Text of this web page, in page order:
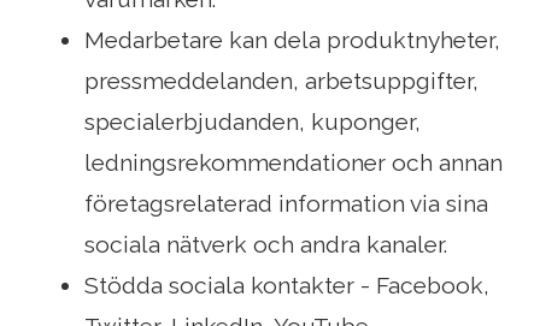
Medarbetare kan dela produktnyheter,
pressmeddelanden, arbetsuppgifter,
specialerbjudanden, kuponger,
ledningsrekommendationer och annan
företagsrelaterad information via sina
sociala nätverk och andra kanaler.
Stödda sociala kontakter - Facebook,